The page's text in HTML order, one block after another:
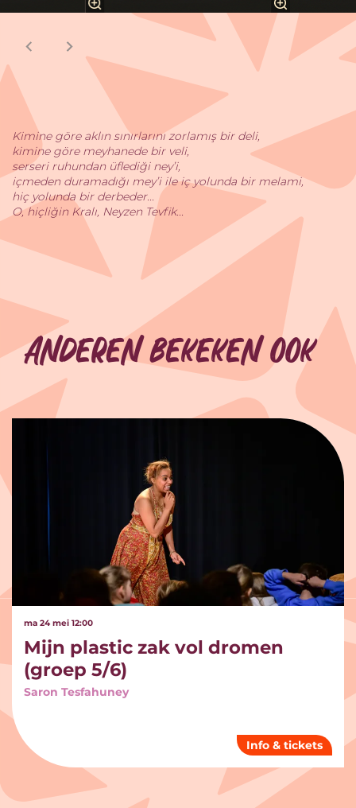
Kimine göre aklın sınırlarını zorlamış bir deli,
kimine göre meyhanede bir veli,
serseri ruhundan üflediği ney’i,
içmeden duramadığı mey’i ile iç yolunda bir melami,
hiç yolunda bir derbeder...
O, hiçliğin Kralı, Neyzen Tevfik...
Anderen bekeken ook
Overslaan
Mijn plastic zak vol dromen
(groep 5/6)
Saron Tesfahuney
ma 24 mei 12:00
Info & tickets